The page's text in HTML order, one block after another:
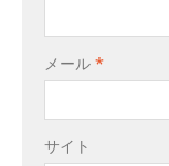
メール *
サイト